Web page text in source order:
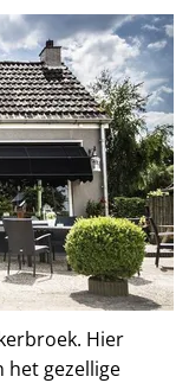
Hier
het gezellige